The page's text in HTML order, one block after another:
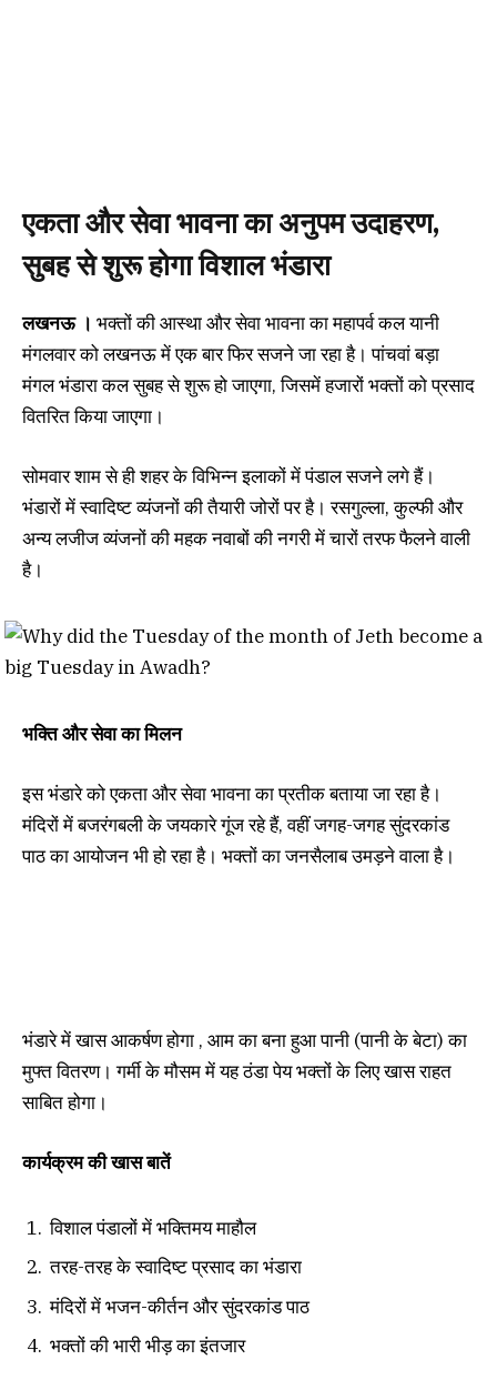
एकता और सेवा भावना का अनुपम उदाहरण,
सुबह से शुरू होगा विशाल भंडारा
लखनऊ । भक्तों की आस्था और सेवा भावना का महापर्व कल यानी
मंगलवार को लखनऊ में एक बार फिर सजने जा रहा है। पांचवां बड़ा
मंगल भंडारा कल सुबह से शुरू हो जाएगा, जिसमें हजारों भक्तों को प्रसाद
वितरित किया जाएगा।
सोमवार शाम से ही शहर के विभिन्न इलाकों में पंडाल सजने लगे हैं।
भंडारों में स्वादिष्ट व्यंजनों की तैयारी जोरों पर है। रसगुल्ला, कुल्फी और
अन्य लजीज व्यंजनों की महक नवाबों की नगरी में चारों तरफ फैलने वाली
है।
भक्ति और सेवा का मिलन
इस भंडारे को एकता और सेवा भावना का प्रतीक बताया जा रहा है।
मंदिरों में बजरंगबली के जयकारे गूंज रहे हैं, वहीं जगह-जगह सुंदरकांड
पाठ का आयोजन भी हो रहा है। भक्तों का जनसैलाब उमड़ने वाला है।
भंडारे में खास आकर्षण होगा , आम का बना हुआ पानी (पानी के बेटा) का
मुफ्त वितरण। गर्मी के मौसम में यह ठंडा पेय भक्तों के लिए खास राहत
साबित होगा।
कार्यक्रम की खास बातें
विशाल पंडालों में भक्तिमय माहौल
तरह-तरह के स्वादिष्ट प्रसाद का भंडारा
मंदिरों में भजन-कीर्तन और सुंदरकांड पाठ
भक्तों की भारी भीड़ का इंतजार